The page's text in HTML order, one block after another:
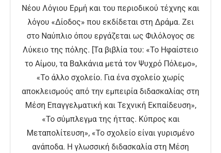
Νέου Λόγιου Ερμή και του περιοδικού τέχνης και
λόγου «Δίοδος» που εκδίδεται στη Δράμα. Ζει
στο Ναύπλιο όπου εργάζεται ως Φιλόλογος σε
Λύκειο της πόλης. [Τα βιβλία του: «Το Ηφαίστειο
το Αίμου, τα Βαλκάνια μετά τον Ψυχρό Πόλεμο»,
«Το άλλο σχολείο. Για ένα σχολείο χωρίς
αποκλεισμούς από την εμπειρία διδασκαλίας στη
Μέση Επαγγελματική και Τεχνική Εκπαίδευση»,
«Το σύμπλεγμα της ήττας. Κύπρος και
Μεταπολίτευση», «Το σχολείο είναι γυρισμένο
ανάποδα. Η γλωσσική διδασκαλία στη Μέση